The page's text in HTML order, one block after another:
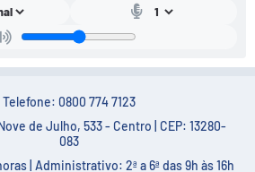
Telefone: 0800 774 7123
de Julho, 533 - Centro | CEP: 13280-
083
| Administrativo: 2ª a 6ª das 9h às 16h